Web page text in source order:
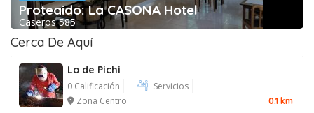
Protegido: La CASONA Hotel
Caseros 585
Cerca De Aquí
Lo de Pichi
0 Calificación
Servicios
Zona Centro
0.1 km